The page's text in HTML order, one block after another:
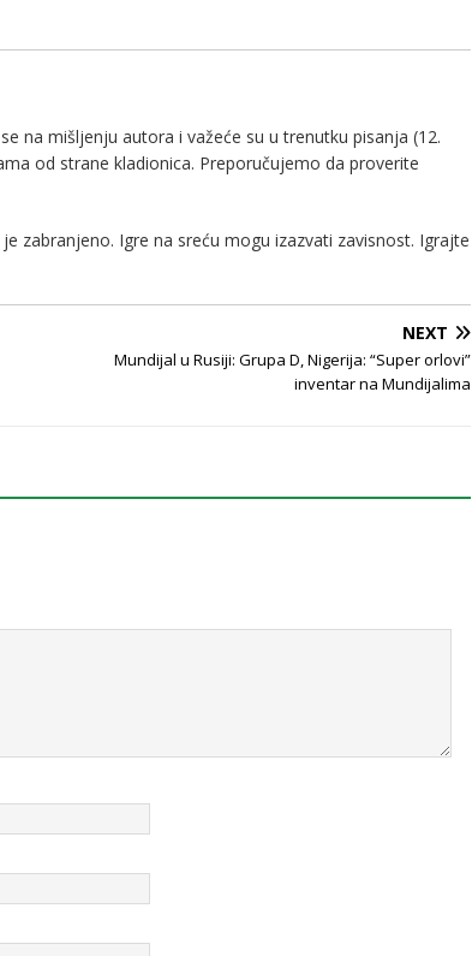
na mišljenju autora i važeće su u trenutku pisanja (12.
od strane kladionica. Preporučujemo da proverite
zabranjeno. Igre na sreću mogu izazvati zavisnost. Igrajte
NEXT
Mundijal u Rusiji: Grupa D, Nigerija: “Super orlovi”
inventar na Mundijalima